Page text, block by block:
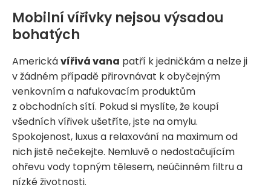
Mobilní vířivky nejsou výsadou
bohatých
Americkávířivá vana patří k jedničkám a nelze ji
v žádném případě přirovnávat k obyčejným
venkovním a nafukovacím produktům
z obchodních sítí. Pokud si myslíte, že koupí
všedních vířivek ušetříte, jste na omylu.
Spokojenost, luxus a relaxování na maximum od
nich jistě nečekejte. Nemluvě o nedostačujícím
ohřevu vody topným tělesem, neúčinném filtru a
nízké životnosti.